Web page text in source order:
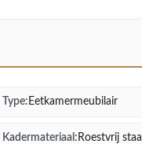
Type: Eetkamermeubilair
Kadermateriaal: Roestvrij staal